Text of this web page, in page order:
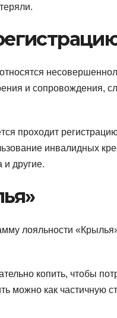
и сопровождения,
проходит
инвалидных
другие.
лояльности
копить, чтобы
можно как частичную